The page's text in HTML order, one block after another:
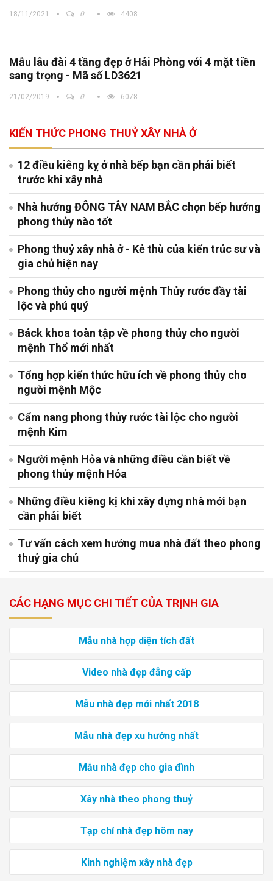
18/11/2021 0 4408
Mẫu lâu đài 4 tầng đẹp ở Hải Phòng với 4 mặt tiền
sang trọng - Mã số LD3621
21/02/2019 0 6078
KIẾN THỨC PHONG THUỶ XÂY NHÀ Ở
12 điều kiêng kỵ ở nhà bếp bạn cần phải biết
trước khi xây nhà
Nhà hướng ĐÔNG TÂY NAM BẮC chọn bếp hướng
phong thủy nào tốt
Phong thuỷ xây nhà ở - Kẻ thù của kiến trúc sư và
gia chủ hiện nay
Phong thủy cho người mệnh Thủy rước đầy tài
lộc và phú quý
Báck khoa toàn tập về phong thủy cho người
mệnh Thổ mới nhất
Tổng hợp kiến thức hữu ích về phong thủy cho
người mệnh Mộc
Cẩm nang phong thủy rước tài lộc cho người
mệnh Kim
Người mệnh Hỏa và những điều cần biết về
phong thủy mệnh Hỏa
Những điều kiêng kị khi xây dựng nhà mới bạn
cần phải biết
Tư vấn cách xem hướng mua nhà đất theo phong
thuỷ gia chủ
CÁC HẠNG MỤC CHI TIẾT CỦA TRỊNH GIA
Mẫu nhà hợp diện tích đất
Video nhà đẹp đẳng cấp
Mẫu nhà đẹp mới nhất 2018
Mẫu nhà đẹp xu hướng nhất
Mẫu nhà đẹp cho gia đình
Xây nhà theo phong thuỷ
Tạp chí nhà đẹp hôm nay
Kinh nghiệm xây nhà đẹp